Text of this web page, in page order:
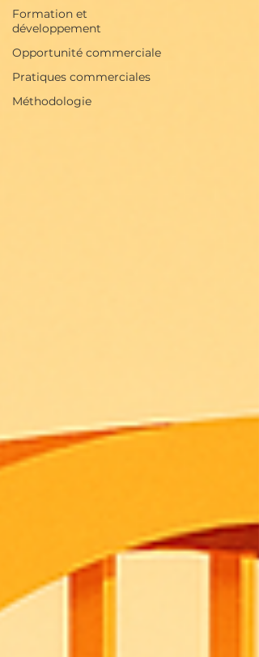
Formation et
développement
Opportunité commerciale
Pratiques commerciales
Méthodologie